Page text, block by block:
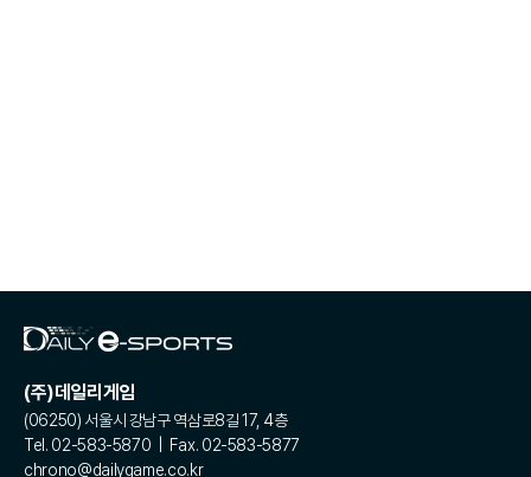
(주)데일리게임
(06250) 서울시 강남구 역삼로8길 17, 4층
Tel. 02-583-5870 | Fax. 02-583-5877
chrono@dailygame.co.kr